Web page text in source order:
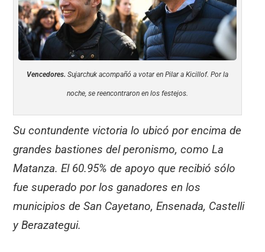
Vencedores. Sujarchuk acompañó a votar en Pilar a Kicillof. Por la
noche, se reencontraron en los festejos.
Su contundente victoria lo ubicó por encima de
grandes bastiones del peronismo, como La
Matanza. El 60.95% de apoyo que recibió sólo
fue superado por los ganadores en los
municipios de San Cayetano, Ensenada, Castelli
y Berazategui.